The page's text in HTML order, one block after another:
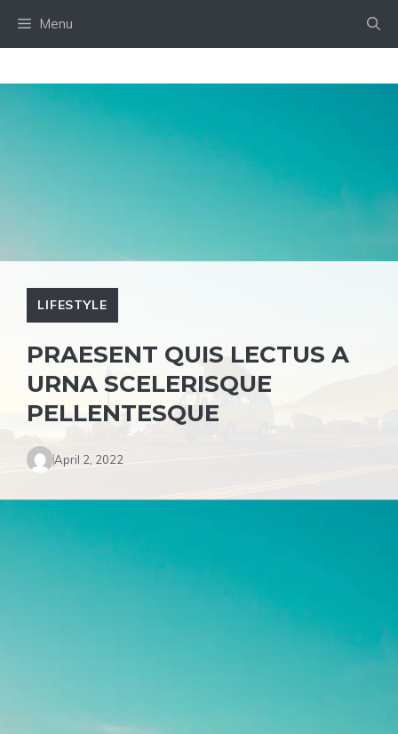
Menu
LIFESTYLE
PRAESENT QUIS LECTUS A
URNA SCELERISQUE
PELLENTESQUE
April 2, 2022